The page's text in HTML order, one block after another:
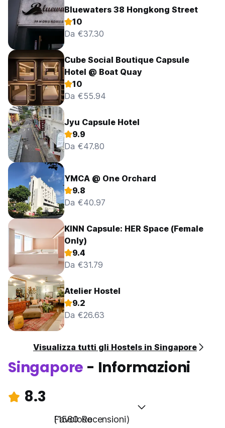
Bluewaters 38 Hongkong Street
10
Da €37.30
Cube Social Boutique Capsule
Hotel @ Boat Quay
10
Da €55.94
Jyu Capsule Hotel
9.9
Da €47.80
YMCA @ One Orchard
9.8
Da €40.97
KINN Capsule: HER Space (Female
Only)
9.4
Da €31.79
Atelier Hostel
9.2
Da €26.63
Visualizza tutti gli Hostels in Singapore
Singapore - Informazioni
8.3
Favoloso
(1580 Recensioni)